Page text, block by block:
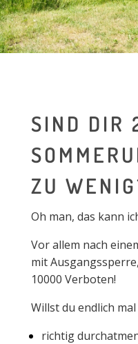
SIND DIR
ZU
Oh man, das kann
Vor allem nach
mit
10000 Verboten!
Willst du endlich
richtig